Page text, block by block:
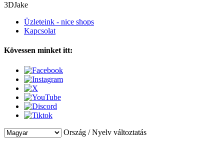
3DJake
Üzleteink - nice shops
Kapcsolat
Kövessen minket itt:
Ország / Nyelv változtatás